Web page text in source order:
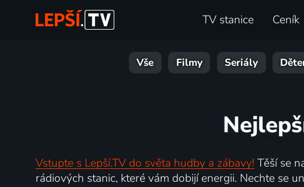
TV stanice Ceník
Vše Filmy Seriály
Vstupte s Lepší.TV do světa hudby a zábavy! Těší se
rádiových stanic, které vám dobijí energii. Nechte se